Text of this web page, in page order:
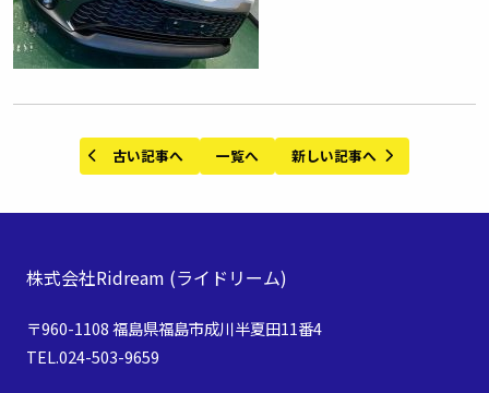
古い記事へ 一覧へ 新しい記事へ
株式会社Ridream (ライドリーム)
〒960-1108 福島県福島市成川半夏田11番4
TEL.024-503-9659